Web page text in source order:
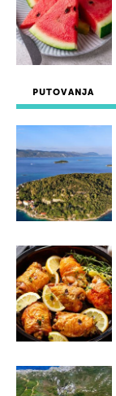
PUTOVANJA